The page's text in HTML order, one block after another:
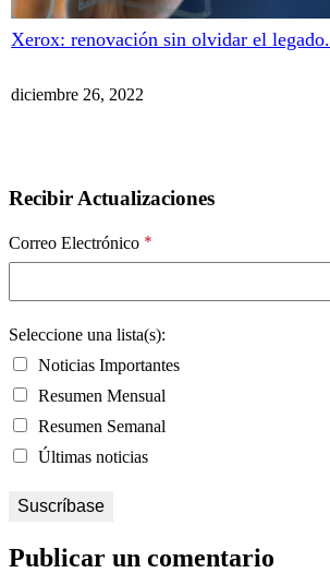
Xerox: renovación sin olvidar el legado.
diciembre 26, 2022
Recibir Actualizaciones
Correo Electrónico *
Seleccione una lista(s):
Noticias Importantes
Resumen Mensual
Resumen Semanal
Últimas noticias
Publicar un comentario